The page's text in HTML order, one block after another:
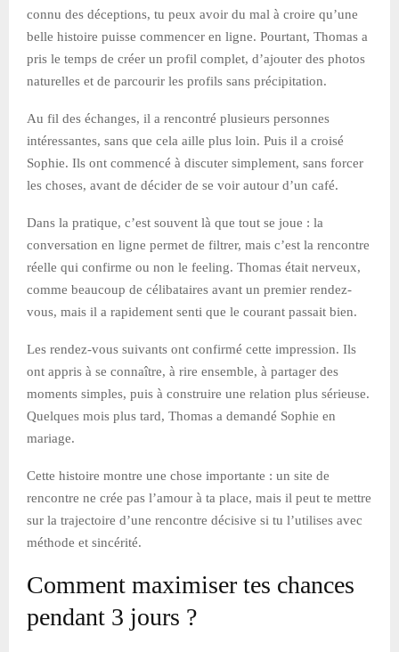
connu des déceptions, tu peux avoir du mal à croire qu’une
belle histoire puisse commencer en ligne. Pourtant, Thomas a
pris le temps de créer un profil complet, d’ajouter des photos
naturelles et de parcourir les profils sans précipitation.
Au fil des échanges, il a rencontré plusieurs personnes
intéressantes, sans que cela aille plus loin. Puis il a croisé
Sophie. Ils ont commencé à discuter simplement, sans forcer
les choses, avant de décider de se voir autour d’un café.
Dans la pratique, c’est souvent là que tout se joue : la
conversation en ligne permet de filtrer, mais c’est la rencontre
réelle qui confirme ou non le feeling. Thomas était nerveux,
comme beaucoup de célibataires avant un premier rendez-
vous, mais il a rapidement senti que le courant passait bien.
Les rendez-vous suivants ont confirmé cette impression. Ils
ont appris à se connaître, à rire ensemble, à partager des
moments simples, puis à construire une relation plus sérieuse.
Quelques mois plus tard, Thomas a demandé Sophie en
mariage.
Cette histoire montre une chose importante : un site de
rencontre ne crée pas l’amour à ta place, mais il peut te mettre
sur la trajectoire d’une rencontre décisive si tu l’utilises avec
méthode et sincérité.
Comment maximiser tes chances
pendant 3 jours ?